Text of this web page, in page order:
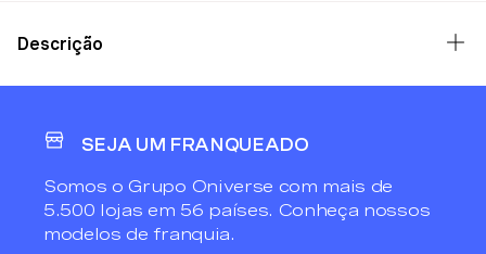
Descrição
SEJA UM FRANQUEADO
Somos o Grupo Oniverse com mais de
5.500 lojas em 56 países. Conheça nossos
modelos de franquia.